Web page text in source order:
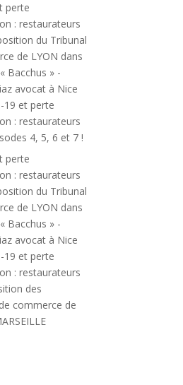
perte
: restaurateurs
du Tribunal
de LYON dans
Bacchus » -
avocat à Nice
19 et perte
: restaurateurs
4, 5, 6 et 7 !
perte
: restaurateurs
du Tribunal
de LYON dans
Bacchus » -
avocat à Nice
19 et perte
: restaurateurs
des
commerce de